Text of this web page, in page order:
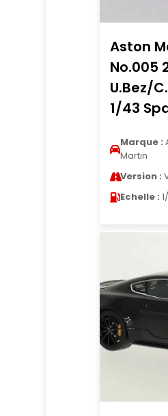
Aston
No.005
U.Bez/
1/43
Marque :
Martin
Version :
Echelle :